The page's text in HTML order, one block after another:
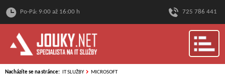
Po-Pá: 9:00 až 16:00 h 725 786 441
Nacházíte se na stránce: IT SLUŽBY MICROSOFT